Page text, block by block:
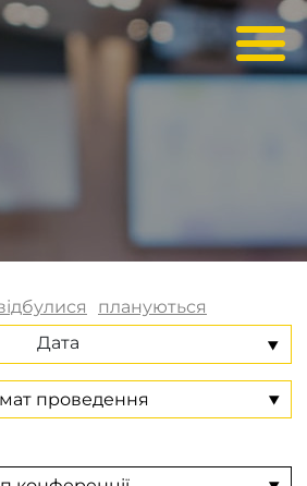
плануються
Дата